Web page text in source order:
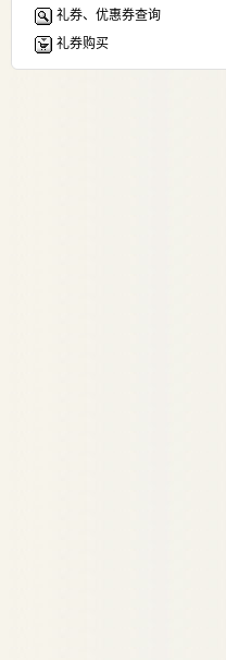
礼券、优惠券查询
礼券购买